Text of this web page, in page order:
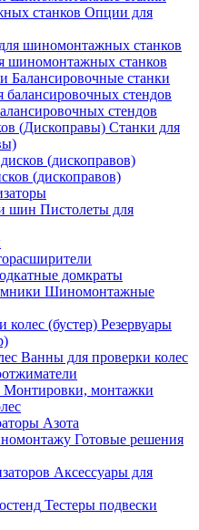
Опции для
шиномонтажных станков
Балансировочные станки
стендов
Станки для
(дископравов)
Пистолеты для
домкраты
Шиномонтажные
Резервуары
Ванны для проверки колес
Монтировки, монтажки
Азота
Готовые решения
Аксессуары для
Тестеры подвески